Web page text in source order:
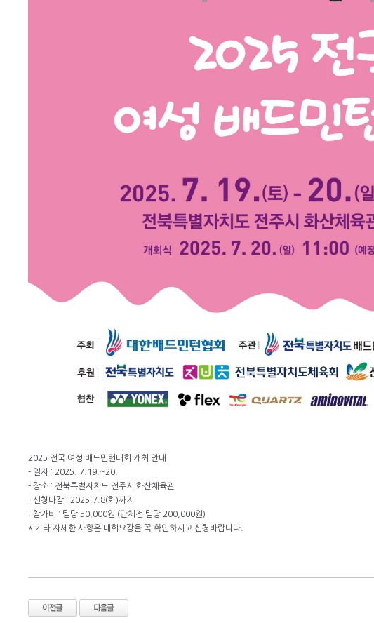
2025 전국 여성 배드민턴대회 개최 안내
- 일자 : 2025. 7.19.~20.
- 장소 : 전북특별자치도 전주시 화산체육관
- 신청마감 : 2025.7.8(화)까지
- 참가비 : 팀당 50,000원 (단체전 팀당 200,000원)
* 기타 자세한 사항은 대회요강을 꼭 확인하시고 신청바랍니다.